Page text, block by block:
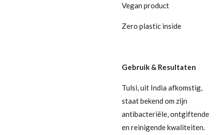
Vegan product
Zero plastic inside
Gebruik & Resultaten
Tulsi, uit India afkomstig,
staat bekend om zijn
antibacteriële, ontgiftende
en reinigende kwaliteiten.